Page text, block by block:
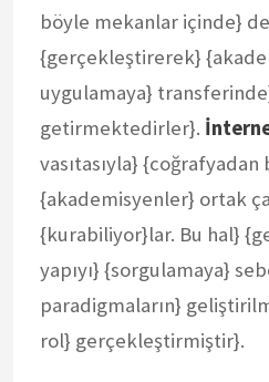
böyle mekanlar içinde}
{gerçekleştirerek}
uygulamaya}
getirmektedirler}.
vasıtasıyla} {coğrafyadan
{akademisyenler} ortak
{kurabiliyor}lar. Bu hal}
yapıyı} {sorgulamaya}
paradigmaların}
rol} gerçekleştirmiştir}.